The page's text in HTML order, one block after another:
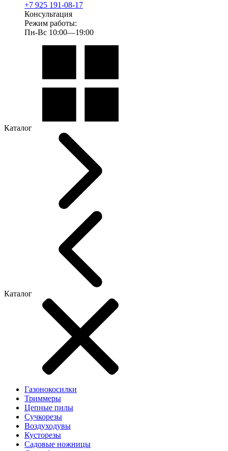
+7 925 191-08-17
Консультация
Режим работы:
Пн-Вс 10:00—19:00
Каталог
Каталог
Газонокосилки
Триммеры
Цепные пилы
Cучкорезы
Воздуходувы
Кусторезы
Садовые ножницы